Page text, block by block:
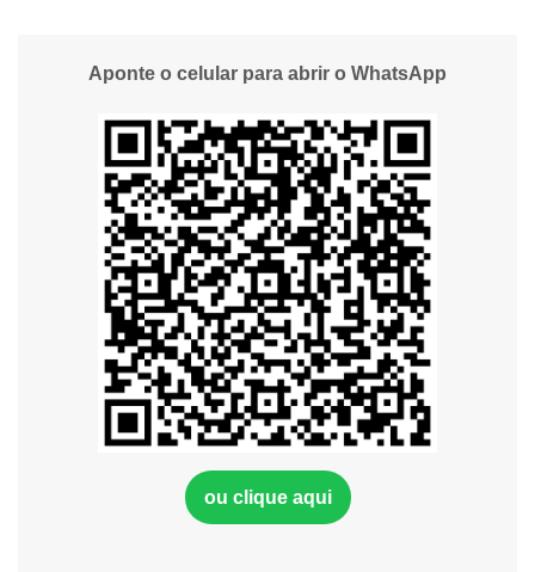
Aponte o celular para abrir o WhatsApp
ou clique aqui